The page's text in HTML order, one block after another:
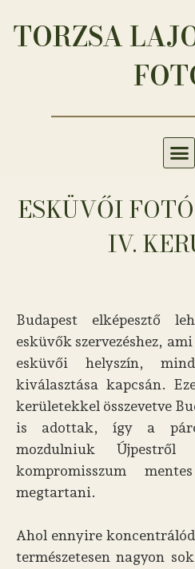
TORZSA
ESKÜVŐI
IV.
Budapest elképesztő
esküvők szervezéshez,
esküvői helyszín,
kiválasztása kapcsán.
kerületekkel összevetve
is adottak, így a
mozdulniuk
kompromisszum
megtartani.
Ahol ennyire
természetesen nagyon